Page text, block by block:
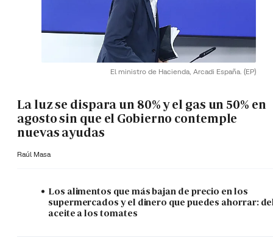
El ministro de Hacienda, Arcadi España. (EP)
La luz se dispara un 80% y el gas un 50% en
agosto sin que el Gobierno contemple
nuevas ayudas
Raúl Masa
Los alimentos que más bajan de precio en los
supermercados y el dinero que puedes ahorrar:
aceite a los tomates